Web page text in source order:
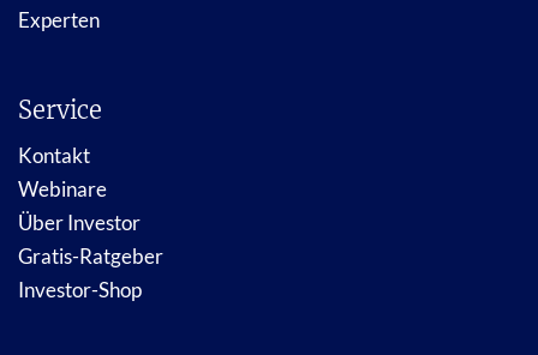
Experten
Service
Kontakt
Webinare
Über Investor
Gratis-Ratgeber
Investor-Shop